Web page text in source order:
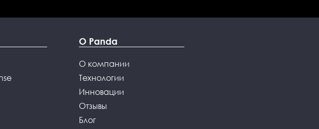
О Panda
О компании
Технологии
Инновации
Отзывы
Блог